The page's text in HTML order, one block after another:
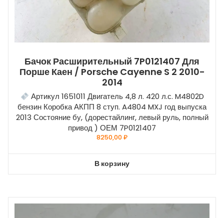
Бачок Расширительный 7P0121407 Для
Порше Каен / Porsche Cayenne S 2 2010-
2014
Артикул 1651011 Двигатель 4,8 л. 420 л.с. M4802D
бензин Коробка АКПП 8 ступ. A4804 MXJ год выпуска
2013 Состояние бу, (дорестайлинг, левый руль, полный
привод ) ОЕМ 7P0121407
8250,00₽
В корзину